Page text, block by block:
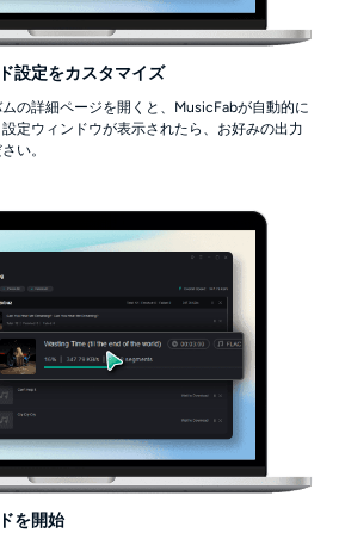
設定をカスタマイズ
の詳細ページを開くと、MusicFabが自動的に
定ウィンドウが表示されたら、お好みの出力
い。
を開始